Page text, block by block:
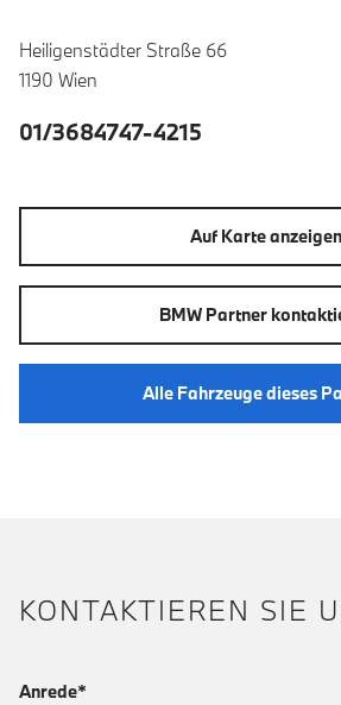
Heiligenstädter Straße 66
1190 Wien
01/3684747-4215
Auf Karte anzeigen
BMW Partner
Alle Fahrzeuge dieses
KONTAKTIEREN SIE
Anrede*